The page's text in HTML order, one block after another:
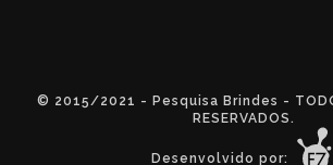
© 2015/2021 - Pesquisa Brindes -
RESERVADOS.
Desenvolvido por: